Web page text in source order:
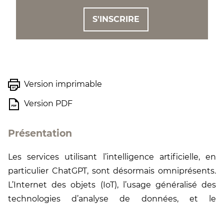
S'INSCRIRE
Version imprimable
Version PDF
Présentation
Les services utilisant l’intelligence artificielle, en
particulier ChatGPT, sont désormais omniprésents.
L’Internet des objets (IoT), l’usage généralisé des
technologies d’analyse de données, et le